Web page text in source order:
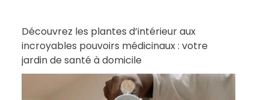
Découvrez les plantes d’intérieur aux
incroyables pouvoirs médicinaux : votre
jardin de santé à domicile